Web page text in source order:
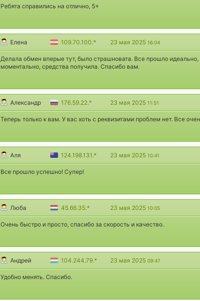
Ребята справились на отлично, 5+
Елена 109.70.100.* 23 мая 2025 16:04
Делала обмен вперые тут, было страшновата. Все прошло
моментально, средства получила. Спасибо вам.
Александр 176.59.22.* 23 мая 2025 11:51
Теперь только к вам. У вас хоть с реквизитами проблем нет. Все
Аля 124.198.131.* 23 мая 2025 10:41
Все прошло успешно! Супер!
Люба 45.66.35.* 23 мая 2025 10:05
Очень быстро и просто, спасибо за скорость и качество.
Андрей 104.244.79.* 23 мая 2025 09:47
Удобно менять. Спасибо.